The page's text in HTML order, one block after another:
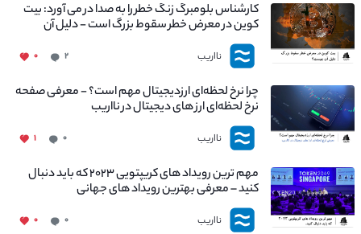
کارشناس بلومبرگ زنگ خطر را به صدا در می آورد: بیت
کوین در معرض خطر سقوط بزرگ است - دلیل آن
چیست؟
نااریب ۲ ۰
چرا نرخ لحظه‌ای ارزدیجیتال مهم است؟ - معرفی صفحه
نرخ لحظه‌ای ارز های دیجیتال در نااریب
نااریب ۰ ۱
مهم ترین رویداد های کریپتویی ۲۰۲۳ که باید دنبال
کنید – معرفی بهترین رویداد های جهانی
نااریب ۰ ۰